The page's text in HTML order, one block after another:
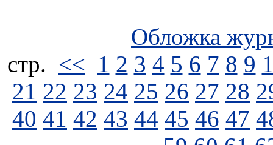
Обложка
стp. << 1 2 3 4 5 6 7 8 9
21 22 23 24 25 26 27 28
40 41 42 43 44 45 46 47